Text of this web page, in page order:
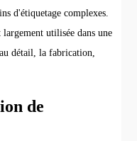
d'étiquetage complexes.
utilisée dans une
détail, la fabrication,
de